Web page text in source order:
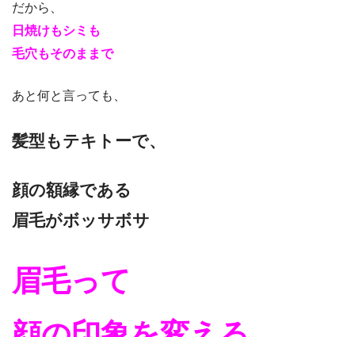
だから、
日焼けもシミも
毛穴もそのままで
あと何と言っても、
髪型もテキトーで、
顔の額縁である
眉毛がボッサボサ
眉毛って